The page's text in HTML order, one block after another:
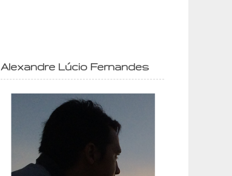
Alexandre Lúcio Fernandes